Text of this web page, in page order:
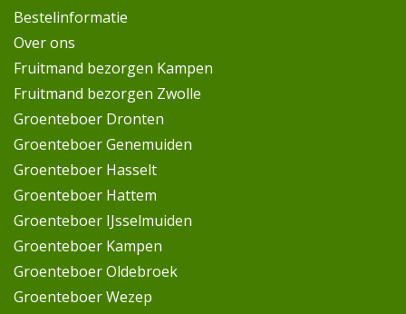
Bestelinformatie
Over ons
Fruitmand bezorgen Kampen
Fruitmand bezorgen Zwolle
Groenteboer Dronten
Groenteboer Genemuiden
Groenteboer Hasselt
Groenteboer Hattem
Groenteboer IJsselmuiden
Groenteboer Kampen
Groenteboer Oldebroek
Groenteboer Wezep